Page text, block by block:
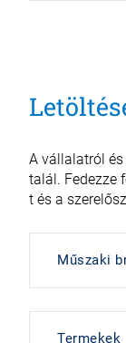
A vállalatról
talál. Fedezze
t és a
Műszaki
Termekek